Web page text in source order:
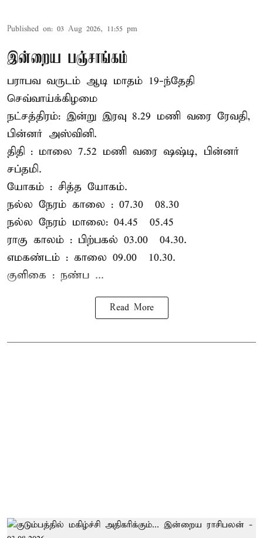
Published on: 03 Aug 2026, 11:55 pm
இன்றைய பஞ்சாங்கம்
பராபவ வருடம் ஆடி மாதம் 19-ந்தேதி
செவ்வாய்க்கிழமை
நட்சத்திரம்: இன்று இரவு 8.29 மணி வரை ரேவதி,
பின்னர் அஸ்வினி.
திதி : மாலை 7.52 மணி வரை ஷஷ்டி, பின்னர்
சப்தமி.
யோகம் : சித்த யோகம்.
நல்ல நேரம் காலை : 07.30 – 08.30
நல்ல நேரம் மாலை: 04.45 – 05.45
ராகு காலம் : பிற்பகல் 03.00 – 04.30.
எமகண்டம் : காலை 09.00 – 10.30.
குளிகை : நண்ப ...
Read More